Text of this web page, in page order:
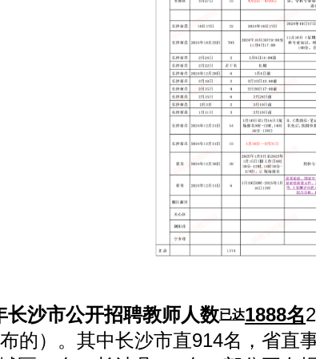
长沙市公开招聘教师人数已达1888名
的）。其中长沙市直914名，省直